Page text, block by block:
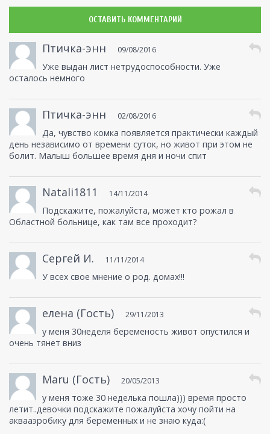
ОСТАВИТЬ КОММЕНТАРИЙ
Птичка-энн 09/08/2016
Уже выдан лист нетрудоспособности. Уже
осталось немного
Птичка-энн 02/08/2016
Да, чувство комка появляется практически каждый
день независимо от времени суток, но живот при этом не
болит. Малыш большее время дня и ночи спит
Natali1811 14/11/2014
Подскажите, пожалуйста, может кто рожал в
Областной больнице, как там все проходит?
Сергей И. 11/11/2014
У всех свое мнение о род. домах!!!
елена (Гость) 29/11/2013
у меня 30неделя беременость живот опустился и
очень тянет вниз
Maru (Гость) 20/05/2013
у меня тоже 30 неделька пошла))) время просто
летит..девочки подскажите пожалуйста хочу пойти на
аквааэробику для беременных и не знаю куда:(